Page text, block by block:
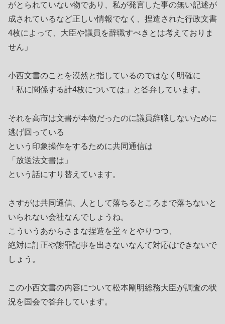
がとられていない物であり、私が発言した事の無い記述が
成されているなど正しい情報でなく、捏造された行政文書
4枚によって、大臣や議員を辞職すべきとは考えておりま
せん」
小西文書のことを漠然と指しているのではなく明確に
「私に関係する計4枚については」と答弁しています。
それを高市は文書が本物だったのに議員辞職しないために
逃げ回っている
という印象操作をするために共同通信は
「放送法文書は」
という話にすり替えています。
さすがは共同通信、人として落ちるところまで落ちないと
いられない会社なんでしょうね。
こういうあからさまな捏造を堂々とやりつつ、
絶対に訂正や謝罪記事を出さないなんて対応はできないで
しょう。
この小西文書の内容について松本剛明総務大臣が調査の状
況を国会で答弁しています。